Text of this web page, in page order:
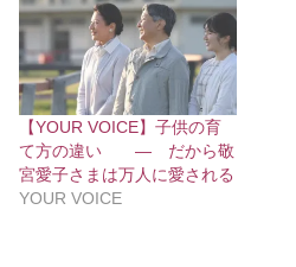
【YOUR VOICE】子供の育
て方の違い ― だから敬
宮愛子さまは万人に愛される
YOUR VOICE